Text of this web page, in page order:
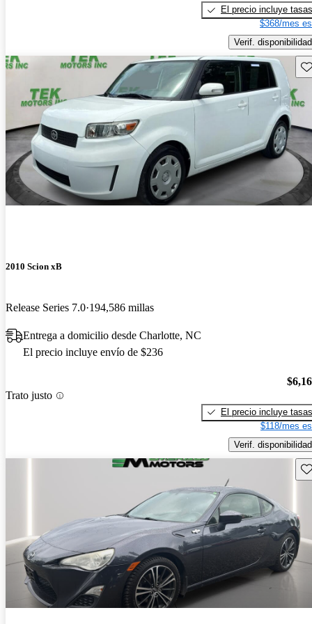
El precio incluye tasas
$368/mes
Verif. disponibilidad
2010 Scion xB
Release Series 7.0 194,586 millas
Entrega a domicilio desde Charlotte, NC
El precio incluye envío de $236
Trato justo
El precio incluye tasas
$118/mes
Verif. disponibilidad